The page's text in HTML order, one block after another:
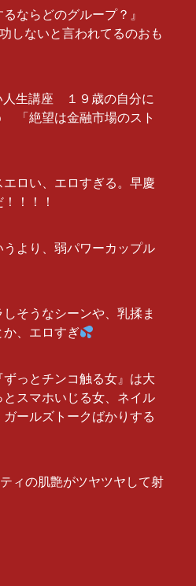
ならどのグループ？』
しないと言われてるのおも
人生講座 １９歳の自分に
「絶望は金融市場のスト
ロい、エロすぎる。早慶
！！！
より、弱パワーカップル
そうなシーンや、乳揉ま
か、エロすぎ
っとチンコ触る女』は大
スマホいじる女、ネイル
ールズトークばかりする
ティの肌艶がツヤツヤして射